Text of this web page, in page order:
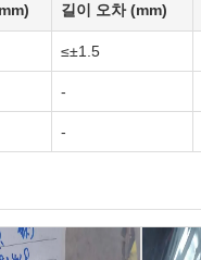
길이 오차 (mm)
≤±1.5
-
-